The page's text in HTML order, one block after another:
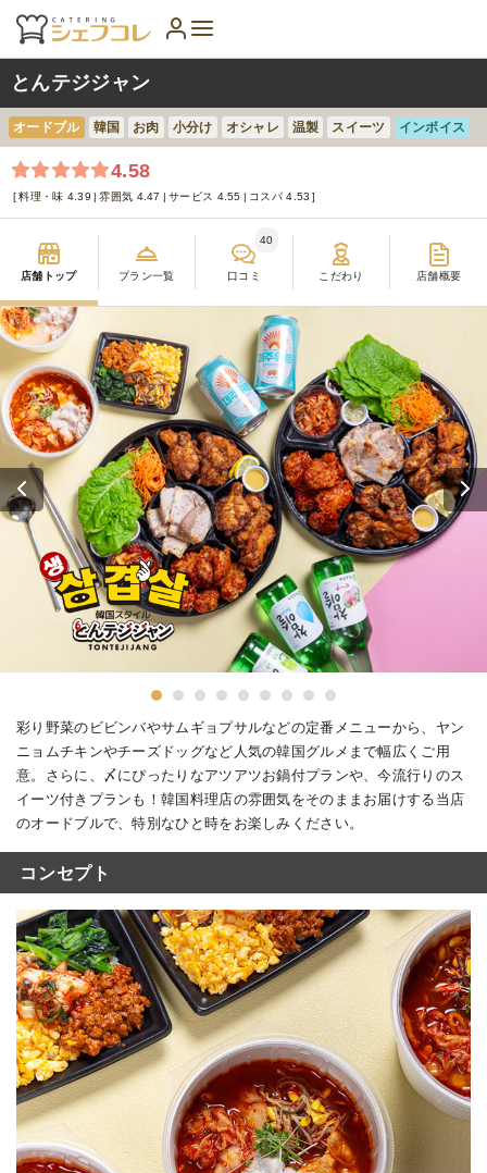
とんテジジャン
オードブル 韓国 お肉 小分け オシャレ 温製 スイーツ インボイス
4.58
料理・味 4.39 雰囲気 4.47 サービス 4.55 コスパ 4.53
店舗トップ プラン一覧 口コミ
40
こだわり 店舗概要
彩り野菜のビビンバやサムギョプサルなどの定番メニューから、ヤン
ニョムチキンやチーズドッグなど人気の韓国グルメまで幅広くご用
意。さらに、〆にぴったりなアツアツお鍋付プランや、今流行りのス
イーツ付きプランも！韓国料理店の雰囲気をそのままお届けする当店
のオードブルで、特別なひと時をお楽しみください。
コンセプト